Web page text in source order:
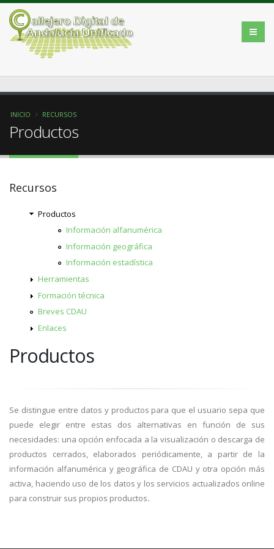
INICIO RECURSOS
Productos
Recursos
Productos
Información alfanumérica
Información geográfica
Información estadística
Herramientas
Formación técnica
Breves CDAU
Enlaces
Productos
Se distingue entre datos y productos para que el usuario sepa que
puede elegir entre estas dos alternativas en función de sus
necesidades: una opción enfocada a la visualización o descarga de
productos cerrados, elaborados periódicamente, a partir de la
información alfanumérica y geográfica de CDAU y otra opción más
activa, haciendo uso de los datos y los servicios actualizados online
para construir sus propios productos.